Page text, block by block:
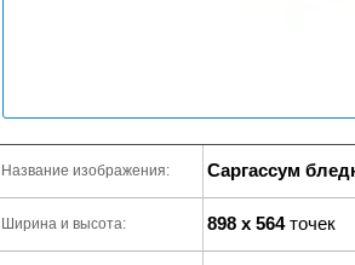
Название изображения: Саргассум
Ширина и высота: 898 x 564точек